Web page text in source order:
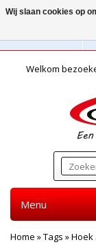
Nederlands
Welkom
Menu
Home »Tags »
Wij slaan cookies op